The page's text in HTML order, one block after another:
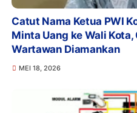
Catut Nama Ketua PWI
Minta Uang ke Wali
Wartawan Diamankan
MEI 18, 2026